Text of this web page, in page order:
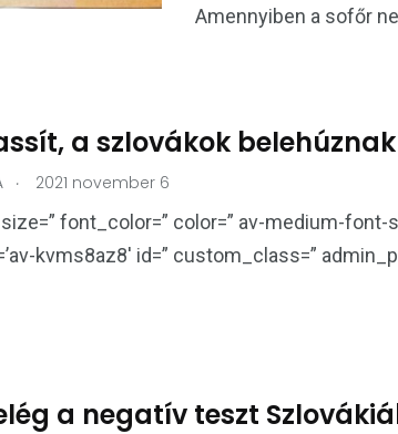
Amennyiben a sofőr
a szlovákok belehúznak
. 2021 november 6
font_color=” color=” av-medium-
kvms8az8′ id=” custom_class=”
a negatív teszt